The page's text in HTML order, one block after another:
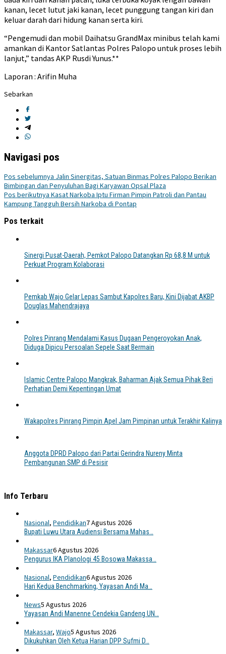
kanan, lecet lutut jaki kanan, lecet punggung tangan kiri dan
keluar darah dari hidung kanan serta kiri.
“Pengemudi dan mobil Daihatsu GrandMax minibus telah kami
amankan di Kantor Satlantas Polres Palopo untuk proses lebih
lanjut,” tandas AKP Rusdi Yunus.**
Laporan : Arifin Muha
Sebarkan
Navigasi pos
Pos sebelumnya Jalin Sinergitas, Satuan Binmas Polres Palopo Berikan
Bimbingan dan Penyuluhan Bagi Karyawan Opsal Plaza
Pos berikutnya Kasat Narkoba Iptu Firman Pimpin Patroli dan Pantau
Kampung Tangguh Bersih Narkoba di Pontap
Pos terkait
Sinergi Pusat-Daerah, Pemkot Palopo Datangkan Rp 68,8 M untuk
Perkuat Program Kolaborasi
Pemkab Wajo Gelar Lepas Sambut Kapolres Baru, Kini Dijabat AKBP
Douglas Mahendrajaya
Polres Pinrang Mendalami Kasus Dugaan Pengeroyokan Anak,
Diduga Dipicu Persoalan Sepele Saat Bermain
Islamic Centre Palopo Mangkrak, Baharman Ajak Semua Pihak Beri
Perhatian Demi Kepentingan Umat
Wakapolres Pinrang Pimpin Apel Jam Pimpinan untuk Terakhir Kalinya
Anggota DPRD Palopo dari Partai Gerindra Nureny Minta
Pembangunan SMP di Pesisir
Info Terbaru
Nasional, Pendidikan7 Agustus 2026
Bupati Luwu Utara Audiensi Bersama Mahas…
Makassar6 Agustus 2026
Pengurus IKA Planologi 45 Bosowa Makassa…
Nasional, Pendidikan6 Agustus 2026
Hari Kedua Benchmarking, Yayasan Andi Ma…
News5 Agustus 2026
Yayasan Andi Manenne Cendekia Gandeng UN…
Makassar, Wajo5 Agustus 2026
Dikukuhkan Oleh Ketua Harian DPP Sufmi D…